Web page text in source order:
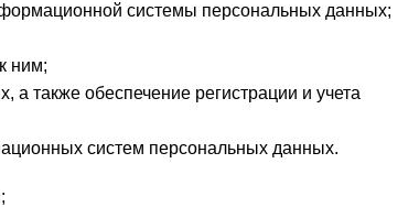
системы персональных данных;
ним;
также обеспечение регистрации и учета
систем персональных данных.